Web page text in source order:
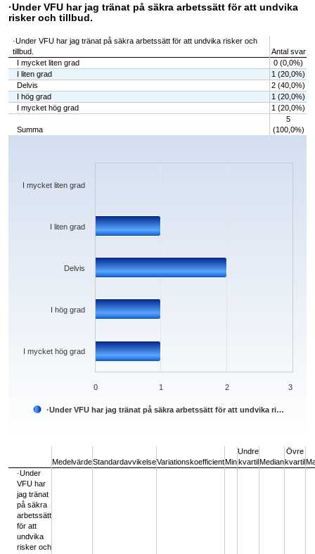
·Under VFU har jag tränat på säkra arbetssätt för att undvika
risker och tillbud.
·Under VFU har jag tränat på säkra arbetssätt för att undvika risker och
tillbud.
Antal svar
I mycket liten grad
0 (0,0%)
I liten grad
1 (20,0%)
Delvis
2 (40,0%)
I hög grad
1 (20,0%)
I mycket hög grad
1 (20,0%)
Summa
5
(100,0%)
Chart
The chart has 1 X axis displaying categories.
·Under VFU har jag tränat på säkra arbetssätt för att undvika ri…
I mycket hög grad
I hög grad
Delvis
I liten grad
I mycket liten grad
0 1 2 3
MedelvärdeStandardavvikelseVariationskoefficientMin
Undre
kvartilMedian
Övre
kvartil
·Under
VFU har
jag tränat
på säkra
arbetssätt
för att
undvika
risker och